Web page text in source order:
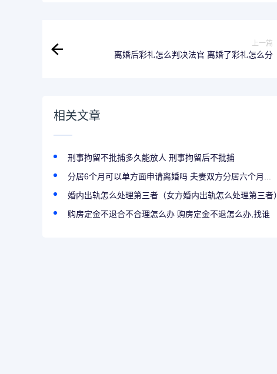
上一篇
离婚后彩礼怎么判决法官 离婚了彩礼怎么分
相关文章
刑事拘留不批捕多久能放人 刑事拘留后不批捕
分居6个月可以单方面申请离婚吗 夫妻双方分居六个月...
婚内出轨怎么处理第三者（女方婚内出轨怎么处理第三者）
购房定金不退合不合理怎么办 购房定金不退怎么办,找谁